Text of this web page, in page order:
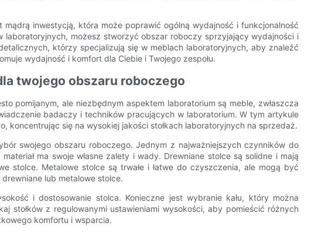
inwestycją, która może poprawić ogólną wydajność i funkcjonalność
laboratoryjnych, możesz stworzyć obszar roboczy sprzyjający wydajności i
którzy specjalizują się w meblach laboratoryjnych, aby znaleźć
wydajność i komfort dla Ciebie i Twojego zespołu.
twojego obszaru roboczego
pomijanym, ale niezbędnym aspektem laboratorium są meble, zwłaszcza
badaczy i techników pracujących w laboratorium. W tym artykule
się na wysokiej jakości stołkach laboratoryjnych na sprzedaż.
swojego obszaru roboczego. Jednym z najważniejszych czynników do
ma swoje własne zalety i wady. Drewniane stolce są solidne i mają
Metalowe stolce są trwałe i łatwe do czyszczenia, ale mogą być
lub metalowe stolce.
i dostosowanie stolca. Konieczne jest wybranie kału, który można
stołków z regulowanymi ustawieniami wysokości, aby pomieścić różnych
komfortu i wsparcia.